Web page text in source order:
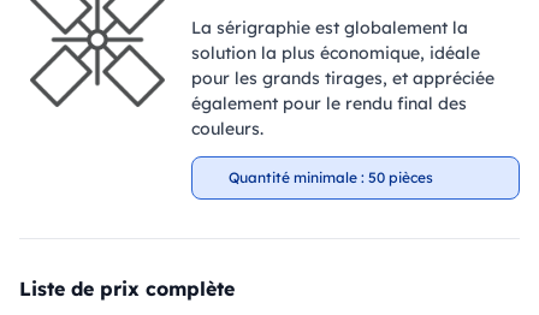
La sérigraphie est globalement la
solution la plus économique, idéale
pour les grands tirages, et appréciée
également pour le rendu final des
couleurs.
Quantité minimale : 50 pièces
Liste de prix complète